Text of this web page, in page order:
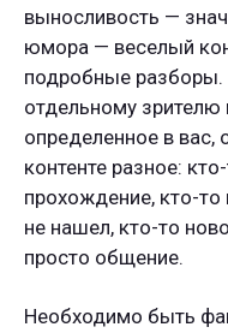
выносливость —
юмора — веселый
подробные разборы.
отдельному
определенное в вас,
контенте разное:
прохождение, кто-
не нашел, кто-то
просто общение.
Необходимо быть